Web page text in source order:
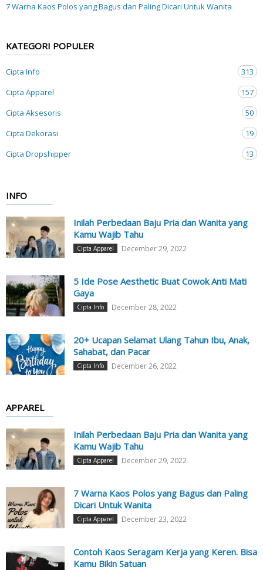
7 Warna Kaos Polos yang Bagus dan Paling Dicari Untuk Wanita
KATEGORI POPULER
Cipta Info
313
Cipta Apparel
157
Cipta Aksesoris
50
Cipta Dekorasi
19
Cipta Dropshipper
13
INFO
Inilah Perbedaan Baju Pria dan Wanita yang
Kamu Wajib Tahu
Cipta Apparel December 29, 2022
5 Ide Pose Aesthetic Buat Cowok Anti Mati
Gaya
Cipta Info December 28, 2022
20+ Ucapan Selamat Ulang Tahun Ibu, Anak,
Sahabat, dan Pacar
Cipta Info December 26, 2022
APPAREL
Inilah Perbedaan Baju Pria dan Wanita yang
Kamu Wajib Tahu
Cipta Apparel December 29, 2022
7 Warna Kaos Polos yang Bagus dan Paling
Dicari Untuk Wanita
Cipta Apparel December 23, 2022
Contoh Kaos Seragam Kerja yang Keren. Bisa
Kamu Bikin Satuan